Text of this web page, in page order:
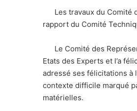
Les travaux du Comité
rapport du Comité
Le Comité des
Etats des Experts et l’a
adressé ses félicitations à
contexte difficile marqué
matérielles.